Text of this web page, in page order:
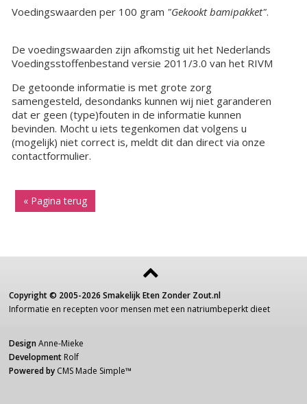
Voedingswaarden per 100 gram "Gekookt bamipakket".
De voedingswaarden zijn afkomstig uit het Nederlands
Voedingsstoffenbestand versie 2011/3.0 van het RIVM
De getoonde informatie is met grote zorg
samengesteld, desondanks kunnen wij niet garanderen
dat er geen (type)fouten in de informatie kunnen
bevinden. Mocht u iets tegenkomen dat volgens u
(mogelijk) niet correct is, meldt dit dan direct via onze
contactformulier.
« Pagina terug
Copyright © 2005-2026 Smakelijk Eten Zonder Zout.nl
Informatie en recepten voor mensen met een natriumbeperkt dieet
Design Anne-Mieke
Development Rolf
Powered by CMS Made Simple™